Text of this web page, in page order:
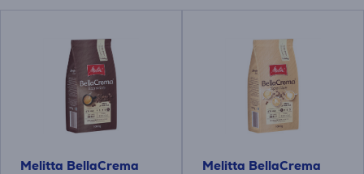
Melitta BellaCrema
Melitta BellaCrema